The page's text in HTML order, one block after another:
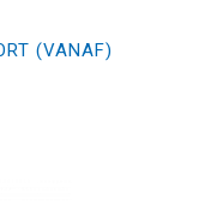
(VANAF)